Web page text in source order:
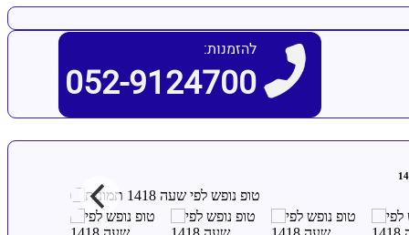
להזמנות:
052-9124700